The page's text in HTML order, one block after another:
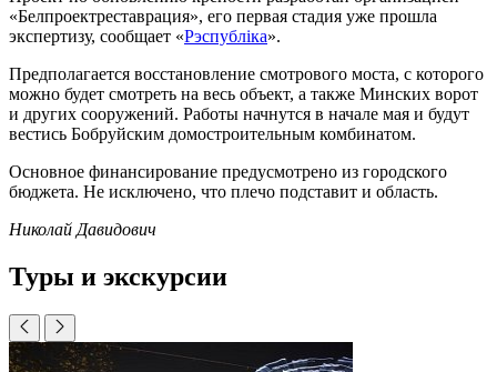
«Белпроектреставрация», его первая стадия уже прошла
экспертизу, сообщает «Рэспублiка».
Предполагается восстановление смотрового моста, с которого
можно будет смотреть на весь объект, а также Минских ворот
и других сооружений. Работы начнутся в начале мая и будут
вестись Бобруйским домостроительным комбинатом.
Основное финансирование предусмотрено из городского
бюджета. Не исключено, что плечо подставит и область.
Николай Давидович
Туры и экскурсии